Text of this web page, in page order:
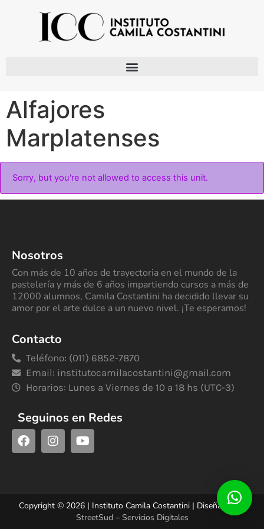
Alfajores
Marplatenses
Sorry, but you're not allowed to access this unit.
Nosotros
Con más de 10 años de trayectoria en el mundo de la
pastelería y más de 6 años impartiendo cursos a más de
12000 alumnos, Camila Costantini ha decidido llevar su
amor por el arte dulce a un nuevo nivel. ¡Te esperamos!
Contacto
Teléfono: (011) 6852-7870
Email: institutocamilacostantini@gmail.com
Horarios: Lunes a Viernes de 10 a 18 hs (UTC-3)
Seguinos en Redes
Copyright © 2026 | Instituto Camila Costantini | Diseñado por
StreetSud – Servicios Digitales